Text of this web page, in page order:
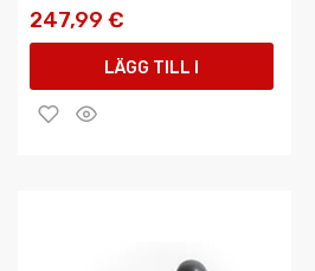
247,99 €
LÄGG TILL I
VARUKORGEN